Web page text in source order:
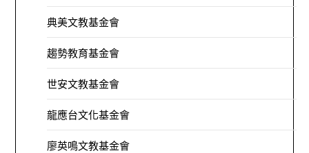
典美文教基金會
趨勢教育基金會
世安文教基金會
龍應台文化基金會
廖英鳴文教基金會